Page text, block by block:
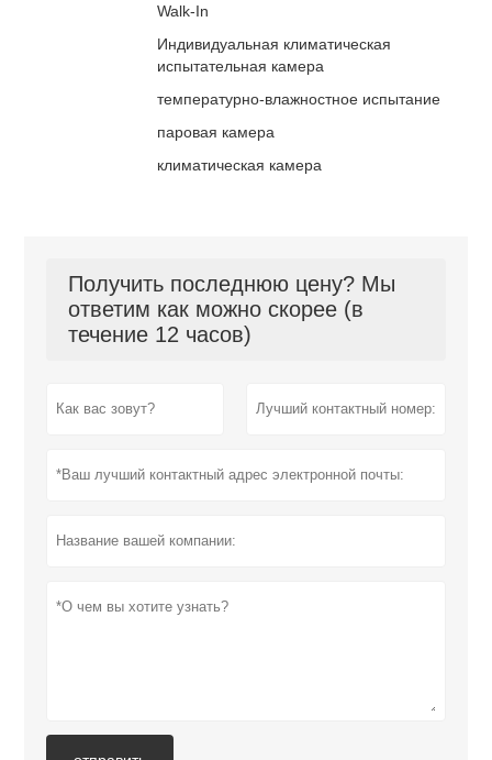
Walk-In
Индивидуальная климатическая
испытательная камера
температурно-влажностное испытание
паровая камера
климатическая камера
Получить последнюю цену? Мы
ответим как можно скорее (в
течение 12 часов)